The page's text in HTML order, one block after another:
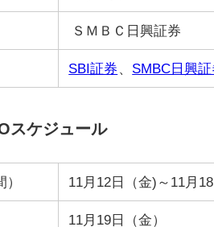
ＳＭＢＣ日興証券
SBI証券 SMBC日興証
スケジュール
11月12日（金)～11月
11月19日（金）